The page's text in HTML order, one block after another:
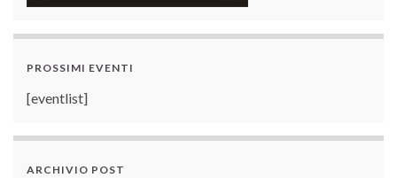
PROSSIMI EVENTI
[eventlist]
ARCHIVIO POST